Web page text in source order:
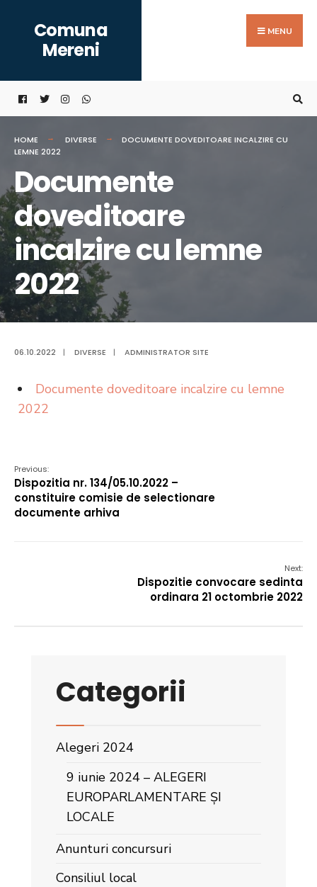
content
Comuna
Mereni
MENU
HOME DIVERSE
DOCUMENTE DOVEDITOARE INCALZIRE CU
LEMNE 2022
Documente
doveditoare
incalzire cu lemne
2022
06.10.2022 | DIVERSE | ADMINISTRATOR SITE
Documente doveditoare incalzire cu lemne
2022
Previous:
Dispozitia nr. 134/05.10.2022 –
constituire comisie de selectionare
documente arhiva
Next:
Dispozitie convocare sedinta
ordinara 21 octombrie 2022
Categorii
Alegeri 2024
9 iunie 2024 – ALEGERI
EUROPARLAMENTARE ȘI
LOCALE
Anunturi concursuri
Consiliul local
for: